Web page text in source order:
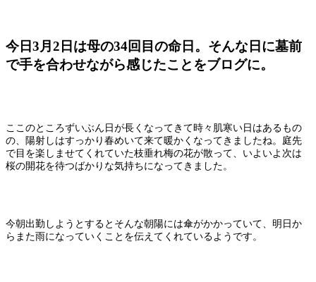
今日3月2日は母の34回目の命日。そんな日に墓前
で手を合わせながら感じたことをブログに。
ここのところずいぶん日が長くなってきて時々肌寒い日はあるもの
の、陽射しはすっかり春めいて来て暖かくなってきましたね。庭先
で目を楽しませてくれていた枝垂れ梅の花が散って、いよいよ次は
桜の開花を待つばかりな気持ちになってきました。
今朝出勤しようとするとそんな朝陽には傘がかかっていて、明日か
らまた雨になっていくことを伝えてくれているようです。